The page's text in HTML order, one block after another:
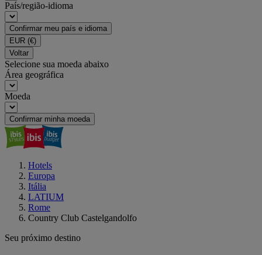
País/região-idioma
Confirmar meu país e idioma
EUR (€)
Voltar
Selecione sua moeda abaixo
Área geográfica
Moeda
Confirmar minha moeda
Hotels
Europa
Itália
LATIUM
Rome
Country Club Castelgandolfo
Seu próximo destino